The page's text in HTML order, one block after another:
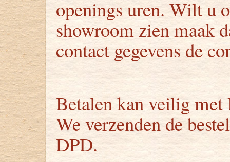
openings uren. Wilt u
showroom zien maak
contact gegevens de
Betalen kan veilig
We verzenden de
DPD.